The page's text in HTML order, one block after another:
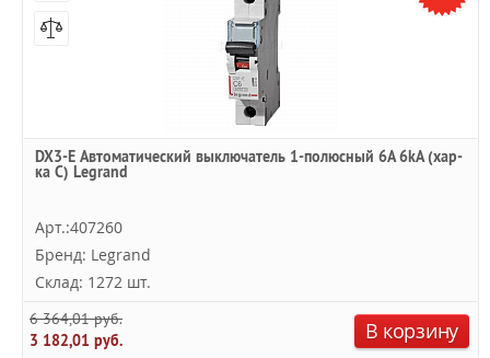
DX3-E Автоматический выключатель 1-полюсный 6A 6kA (хар-
ка C) Legrand
Арт.:407260
Бренд: Legrand
Склад: 1272 шт.
6 364,01 руб.
3 182,01 руб.
В корзину